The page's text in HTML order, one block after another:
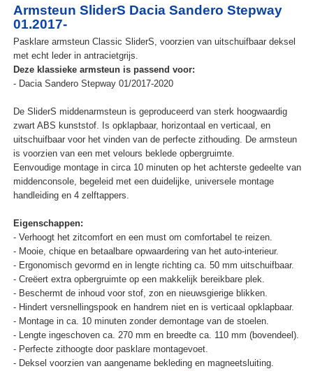
Armsteun SliderS Dacia Sandero Stepway
01.2017-
Pasklare armsteun Classic SliderS, voorzien van uitschuifbaar deksel
met echt leder in antracietgrijs.
Deze klassieke armsteun is passend voor:
- Dacia Sandero Stepway 01/2017-2020
De SliderS middenarmsteun is geproduceerd van sterk hoogwaardig
zwart ABS kunststof. Is opklapbaar, horizontaal en verticaal, en
uitschuifbaar voor het vinden van de perfecte zithouding. De armsteun
is voorzien van een met velours beklede opbergruimte.
Eenvoudige montage in circa 10 minuten op het achterste gedeelte van
middenconsole, begeleid met een duidelijke, universele montage
handleiding en 4 zelftappers.
Eigenschappen:
- Verhoogt het zitcomfort en een must om comfortabel te reizen.
- Mooie, chique en betaalbare opwaardering van het auto-interieur.
- Ergonomisch gevormd en in lengte richting ca. 50 mm uitschuifbaar.
- Creëert extra opbergruimte op een makkelijk bereikbare plek.
- Beschermt de inhoud voor stof, zon en nieuwsgierige blikken.
- Hindert versnellingspook en handrem niet en is verticaal opklapbaar.
- Montage in ca. 10 minuten zonder demontage van de stoelen.
- Lengte ingeschoven ca. 270 mm en breedte ca. 110 mm (bovendeel).
- Perfecte zithoogte door pasklare montagevoet.
- Deksel voorzien van aangename bekleding en magneetsluiting.